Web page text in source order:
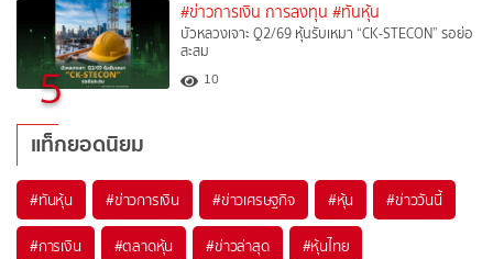
5
#ข่าวการเงิน การลงทุน #ทันหุ้น
บัวหลวงเจาะ Q2/69 หุ้นรับเหมา “CK-STECON” รอย่อ
สะสม
10
แท็กยอดนิยม
#ทันหุ้น #ข่าวการเงิน #ข่าวเศรษฐกิจ #หุ้น #ข่าววันนี้
#การเงิน #ตลาดหุ้น #ข่าวล่าสุด #หุ้นไทย